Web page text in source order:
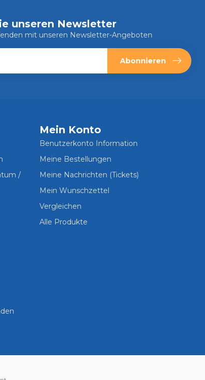
unseren Newsletter
mit unseren Newsletter-Angeboten
Abonnieren
/
Mein Konto
Benutzerkonto Information
Meine Bestellungen
Meine Nachrichten (Tickets)
Mein Wunschzettel
Vergleichen
Alle Produkte